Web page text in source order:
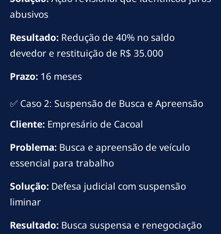
abusivos
Resultado: Redução de 40% no saldo
devedor e restituição de R$ 35.000
Prazo: 16 meses
✅ Caso 2: Suspensão de Busca e Apreensão
Cliente: Empresário de Cacoal
Problema: Busca e apreensão de veículo
essencial para trabalho
Solução: Defesa judicial com suspensão
liminar
Resultado: Busca suspensa e renegociação